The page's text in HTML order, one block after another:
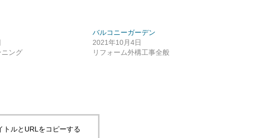
ング
バルコニーガーデン
2021年10月4日
リフォーム外構工事全般
トルとURLをコピーする